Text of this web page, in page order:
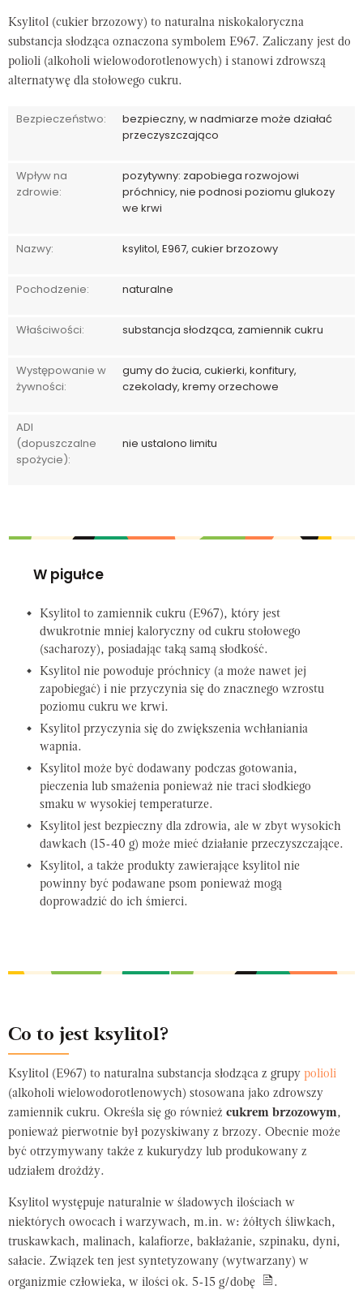
Ksylitol (cukier brzozowy) to naturalna niskokaloryczna
substancja słodząca oznaczona symbolem E967. Zaliczany jest do
polioli (alkoholi wielowodorotlenowych) i stanowi zdrowszą
alternatywę dla stołowego cukru.
Bezpieczeństwo:
bezpieczny, w nadmiarze może działać
przeczyszczająco
Wpływ na
zdrowie:
pozytywny: zapobiega rozwojowi
próchnicy, nie podnosi poziomu glukozy
we krwi
Nazwy: ksylitol, E967, cukier brzozowy
Pochodzenie: naturalne
Właściwości: substancja słodząca, zamiennik cukru
Występowanie w
żywności:
gumy do żucia, cukierki, konfitury,
czekolady, kremy orzechowe
ADI
(dopuszczalne
spożycie):
nie ustalono limitu
W pigułce
Ksylitol to zamiennik cukru (E967), który jest
dwukrotnie mniej kaloryczny od cukru stołowego
(sacharozy), posiadając taką samą słodkość.
Ksylitol nie powoduje próchnicy (a może nawet jej
zapobiegać) i nie przyczynia się do znacznego wzrostu
poziomu cukru we krwi.
Ksylitol przyczynia się do zwiększenia wchłaniania
wapnia.
Ksylitol może być dodawany podczas gotowania,
pieczenia lub smażenia ponieważ nie traci słodkiego
smaku w wysokiej temperaturze.
Ksylitol jest bezpieczny dla zdrowia, ale w zbyt wysokich
dawkach (15-40 g) może mieć działanie przeczyszczające.
Ksylitol, a także produkty zawierające ksylitol nie
powinny być podawane psom ponieważ mogą
doprowadzić do ich śmierci.
Co to jest ksylitol?
Ksylitol (E967) to naturalna substancja słodząca z grupy polioli
(alkoholi wielowodorotlenowych) stosowana jako zdrowszy
zamiennik cukru. Określa się go również cukrem brzozowym,
ponieważ pierwotnie był pozyskiwany z brzozy. Obecnie może
być otrzymywany także z kukurydzy lub produkowany z
udziałem drożdży.
Ksylitol występuje naturalnie w śladowych ilościach w
niektórych owocach i warzywach, m.in. w: żółtych śliwkach,
truskawkach, malinach, kalafiorze, bakłażanie, szpinaku, dyni,
sałacie. Związek ten jest syntetyzowany (wytwarzany) w
organizmie człowieka, w ilości ok. 5-15 g/dobę
.